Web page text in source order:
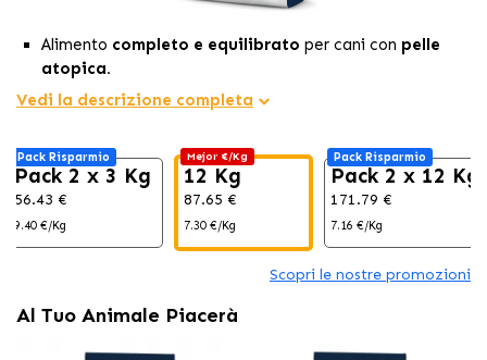
Alimento completo e equilibrato per cani con pelle
atopica.
Coniglio e piselli come ingredienti principali, questa
ricetta affronta specificamente problemi dermatologici
Riduce il rischio di reazioni avverse al cibo, fornendo
un'alimentazione sicura e adattata alle esigenze dei
Vedi la descrizione completa
Pack Risparmio
Pack 2 x 3 Kg
56.43 €
9.40 €/Kg
Mejor €/Kg
12 Kg
87.65 €
7.30 €/Kg
Pack Risparmio
Pack 2 x 12 Kg
171.79 €
7.16 €/Kg
Scopri le nostre promozioni
Al Tuo Animale Piacerà